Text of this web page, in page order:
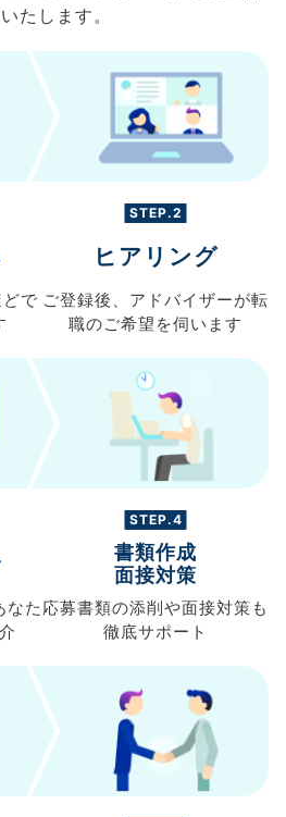
たします。
で
STEP.2
ヒアリング
ご登録後、 アドバイザーが転
職のご希望を伺います
なた
STEP.4
書類作成
面接対策
応募書類の添削や面接対策も
徹底サポート